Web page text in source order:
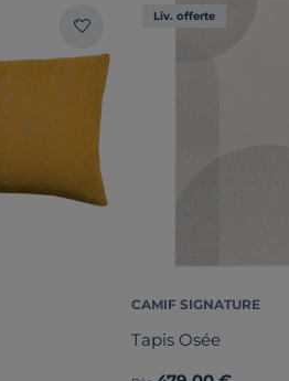
Liv. offerte
CAMIF SIGNATURE
Tapis Osée